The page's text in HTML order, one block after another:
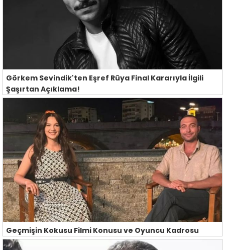
Görkem Sevindik'ten Eşref Rüya Final Kararıyla İlgili
Şaşırtan Açıklama!
Geçmişin Kokusu Filmi Konusu ve Oyuncu Kadrosu